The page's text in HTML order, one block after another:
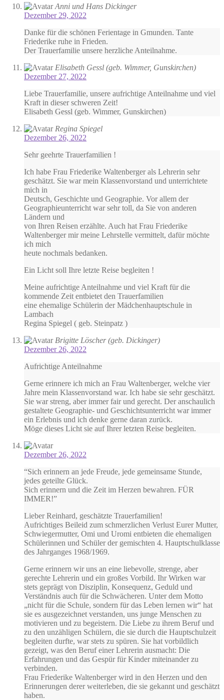
Anni und Hans Dickinger
Dezember 29, 2022
Danke für die schönen Ferientage in Gmunden. Tante
Friederike ruhe in Frieden.
Der Trauerfamilie unsere herzliche Anteilnahme.
Elisabeth Gessl (geb. Wimmer, Gunskirchen)
Dezember 27, 2022
Liebe Trauerfamilie, unsere aufrichtige Anteilnahme und viel
Kraft in dieser schweren Zeit!
Elisabeth Gessl (geb. Wimmer, Gunskirchen)
Regina Spiegel
Dezember 26, 2022
Sehr geehrte Trauerfamilien !
Ich habe Frau Friederike Waltenberger als Lehrerin sehr
geschätzt. Sie war mein Klassenvorstand und unterrichtete
mich in
Deutsch, Geschichte und Geographie. Vor allem der
Geographieunterricht war sehr toll, da Sie von anderen
Ländern und
von Ihren Reisen erzählte. Auch hat Frau Friederike
Waltenberger mir meine Lehrstelle vermittelt, dafür möchte
ich mich
heute nochmals bedanken.
Ein Licht soll Ihre letzte Reise begleiten !
Meine aufrichtige Anteilnahme und viel Kraft für die
kommende Zeit entbietet den Trauerfamilien
eine ehemalige Schülerin der Mädchenhauptschule in
Lambach
Regina Spiegel ( geb. Steinpatz )
Brigitte Löscher (geb. Dickinger)
Dezember 26, 2022
Aufrichtige Anteilnahme
Gerne erinnere ich mich an Frau Waltenberger, welche vier
Jahre mein Klassenvorstand war. Ich habe sie sehr geschätzt.
Sie war streng, aber immer fair und gerecht. Der anschaulich
gestaltete Geographie- und Geschichtsunterricht war immer
ein Erlebnis und ich denke gerne daran zurück.
Möge dieses Licht sie auf Ihrer letzten Reise begleiten.
Dezember 26, 2022
“Sich erinnern an jede Freude, jede gemeinsame Stunde,
jedes geteilte Glück.
Sich erinnern und die Zeit im Herzen bewahren. FÜR
IMMER!”
Lieber Reinhard, geschätzte Trauerfamilien!
Aufrichtiges Beileid zum schmerzlichen Verlust Eurer Mutter,
Schwiegermutter, Omi und Uromi entbieten die ehemaligen
Schülerinnen und Schüler der gemischten 4. Hauptschulklasse
des Jahrganges 1968/1969.
Gerne erinnern wir uns an eine liebevolle, strenge, aber
gerechte Lehrerin und ein großes Vorbild. Ihr Wirken war
stets geprägt von Disziplin, Konsequenz, Geduld und
Verständnis auch für die Schwächeren. Unter dem Motto
„nicht für die Schule, sondern für das Leben lernen wir“ hat
sie es ausgezeichnet verstanden, uns junge Menschen zu
motivieren und zu begeistern. Die Liebe zu ihrem Beruf und
zu den unzähligen Schülern, die sie durch die Hauptschulzeit
begleiten durfte, war stets zu spüren. Sie hat vorbildlich
gezeigt, was den Beruf einer Lehrerin ausmacht: Die
Erfahrungen und das Gespür für Kinder miteinander zu
verbinden.
Frau Friederike Waltenberger wird in den Herzen und den
Erinnerungen derer weiterleben, die sie gekannt und geschätzt
haben.